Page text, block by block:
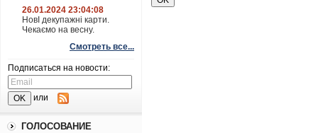
26.01.2024 23:04:08
НовІ декупажні карти.
Чекаємо на весну.
Смотреть все...
Подписаться на новости:
или
ГОЛОСОВАНИЕ